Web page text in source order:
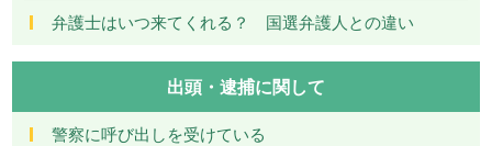
弁護士はいつ来てくれる？ 国選弁護人との違い
出頭・逮捕に関して
警察に呼び出しを受けている